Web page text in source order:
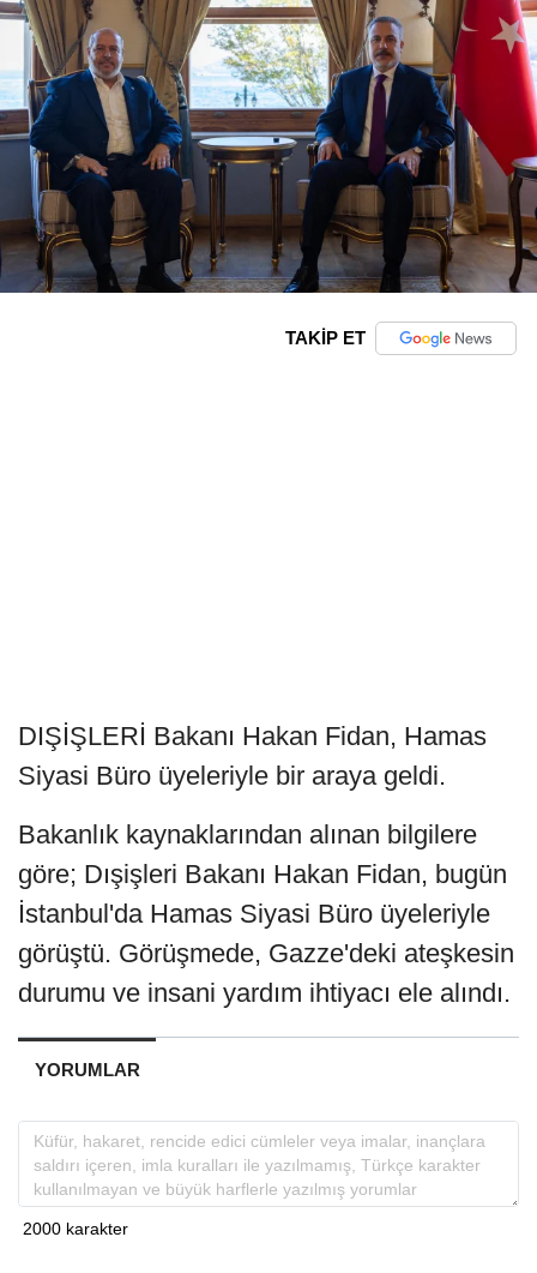
TAKİP ET
DIŞİŞLERİ Bakanı Hakan Fidan, Hamas
Siyasi Büro üyeleriyle bir araya geldi.
Bakanlık kaynaklarından alınan bilgilere
göre; Dışişleri Bakanı Hakan Fidan, bugün
İstanbul'da Hamas Siyasi Büro üyeleriyle
görüştü. Görüşmede, Gazze'deki ateşkesin
durumu ve insani yardım ihtiyacı ele alındı.
YORUMLAR